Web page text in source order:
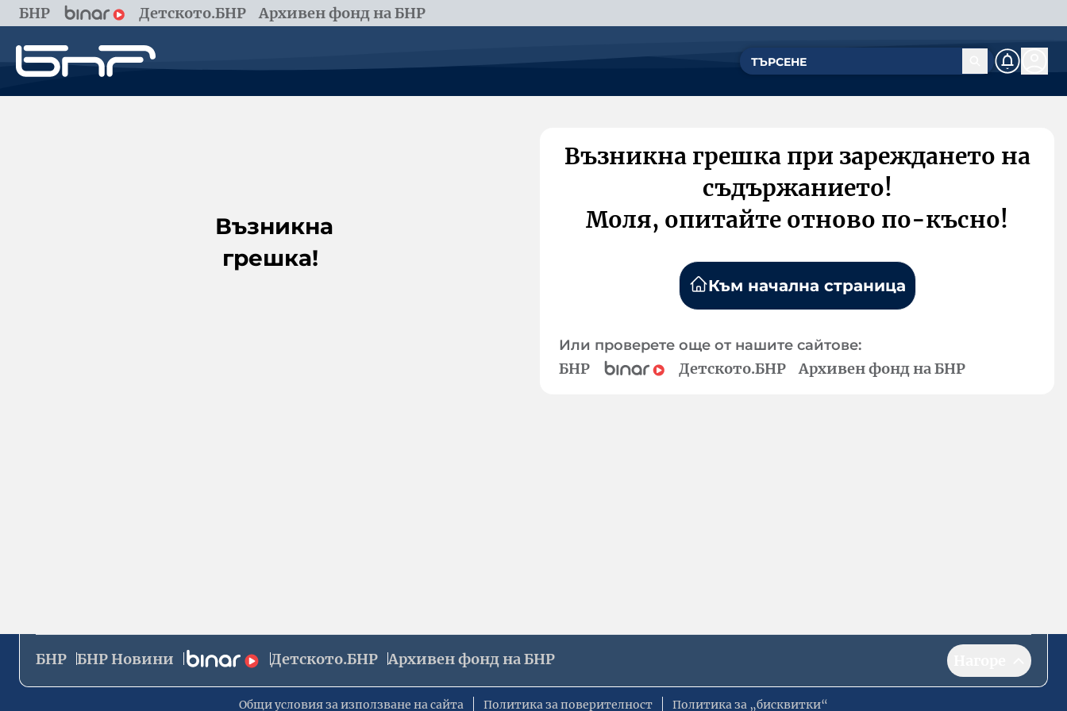
БНР Детското.БНР Архивен фонд на БНР
Възникна
грешка!
Възникна грешка при зареждането на
съдържанието!
Моля, опитайте отново по-късно!
Към начална страница
Или проверете още от нашите сайтове:
БНР Детското.БНР Архивен фонд на БНР
БНР БНР Новини Детското.БНР Архивен фонд на БНР
Общи условия за използване на сайта Политика за поверителност Политика за „бисквитки“